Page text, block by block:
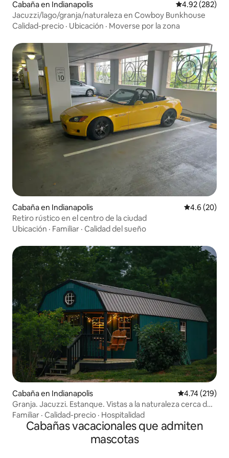
Cabaña en Indianapolis Calificación
4.92 (282)
Jacuzzi/lago/granja/naturaleza en Cowboy Bunkhouse
Calidad-precio · Ubicación · Moverse por la zona
Cabaña en Indianapolis Calificación
4.6 (20)
Retiro rústico en el centro de la ciudad
Ubicación · Familiar · Calidad del sueño
Cabaña en Indianapolis Calificación
4.74 (219)
Granja. Jacuzzi. Estanque. Vistas a la naturaleza cerca del
centro de la ciudad.
Familiar · Calidad-precio · Hospitalidad
Cabañas vacacionales que admiten
mascotas